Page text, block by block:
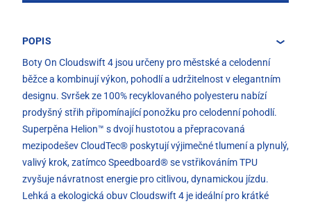
POPIS
Boty On Cloudswift 4 jsou určeny pro městské a celodenní
běžce a kombinují výkon, pohodlí a udržitelnost v elegantním
designu. Svršek ze 100% recyklovaného polyesteru nabízí
prodyšný střih připomínající ponožku pro celodenní pohodlí.
Superpěna Helion™ s dvojí hustotou a přepracovaná
mezipodešev CloudTec® poskytují výjimečné tlumení a plynulý,
valivý krok, zatímco Speedboard® se vstřikováním TPU
zvyšuje návratnost energie pro citlivou, dynamickou jízdu.
Lehká a ekologická obuv Cloudswift 4 je ideální pro krátké